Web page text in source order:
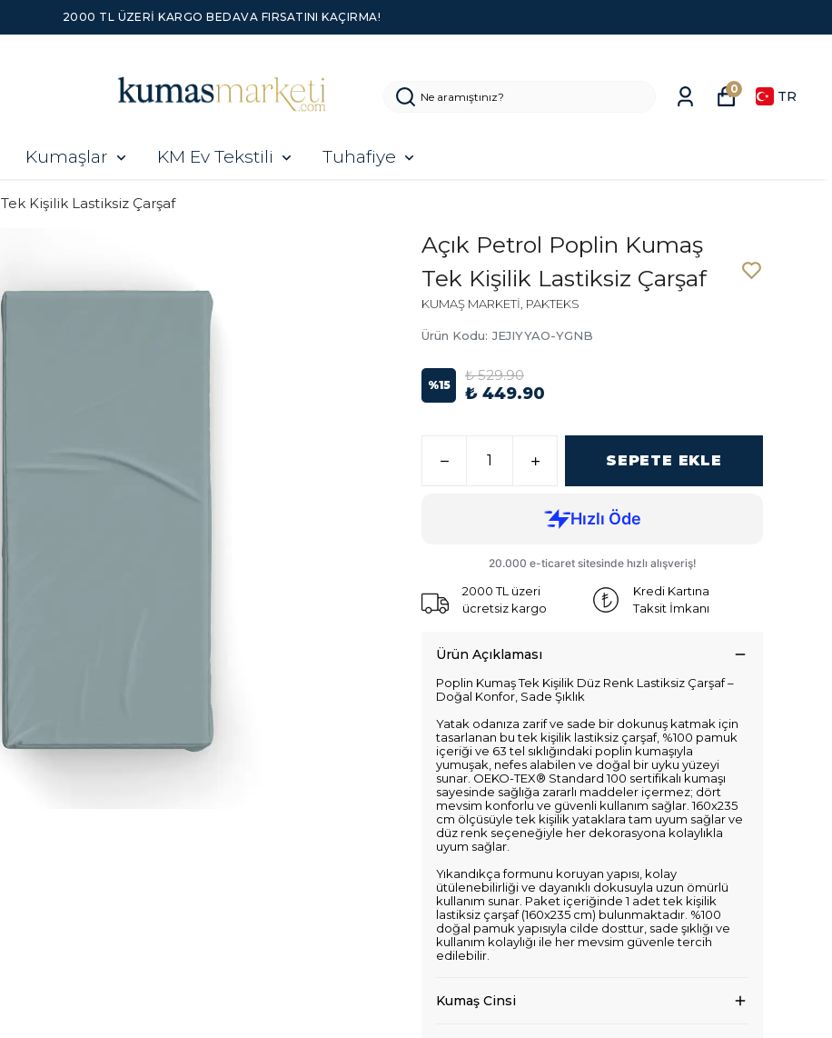
2000 TL ÜZERI KARGO BEDAVA FIRSATINI KAÇIRMA!
Kumaşlar KM Ev Tekstili Tuhafiye
0 TR
Tek Kişilik Lastiksiz Çarşaf
Açık Petrol Poplin Kumaş
Tek Kişilik Lastiksiz Çarşaf
KUMAŞ MARKETİ, PAKTEKS
Ürün Kodu: JEJIYYAO-YGNB
%15
₺ 529.90
₺ 449.90
SEPETE EKLE
2000 TL üzeri
ücretsiz kargo
Kredi Kartına
Taksit İmkanı
Ürün Açıklaması
Poplin Kumaş Tek Kişilik Düz Renk Lastiksiz Çarşaf –
Doğal Konfor, Sade Şıklık
Yatak odanıza zarif ve sade bir dokunuş katmak için
tasarlanan bu tek kişilik lastiksiz çarşaf, %100 pamuk
içeriği ve 63 tel sıklığındaki poplin kumaşıyla
yumuşak, nefes alabilen ve doğal bir uyku yüzeyi
sunar. OEKO-TEX® Standard 100 sertifikalı kumaşı
sayesinde sağlığa zararlı maddeler içermez; dört
mevsim konforlu ve güvenli kullanım sağlar. 160x235
cm ölçüsüyle tek kişilik yataklara tam uyum sağlar ve
düz renk seçeneğiyle her dekorasyona kolaylıkla
uyum sağlar.
Yıkandıkça formunu koruyan yapısı, kolay
ütülenebilirliği ve dayanıklı dokusuyla uzun ömürlü
kullanım sunar. Paket içeriğinde 1 adet tek kişilik
lastiksiz çarşaf (160x235 cm) bulunmaktadır. %100
doğal pamuk yapısıyla cilde dosttur, sade şıklığı ve
kullanım kolaylığı ile her mevsim güvenle tercih
edilebilir.
Kumaş Cinsi